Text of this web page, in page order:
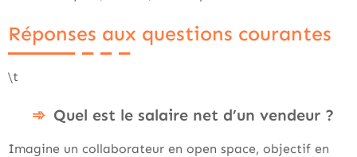
Réponses aux questions courantes
\t
Quel est le salaire net d’un vendeur ?
Imagine un collaborateur en open space, objectif en